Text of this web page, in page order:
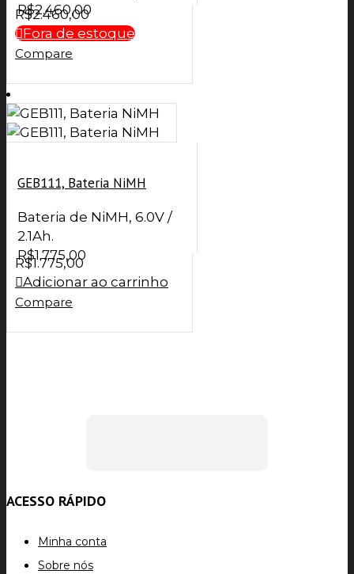
R$2.460,00
R$2.460,00
Fora de estoque
Compare
GEB111, Bateria NiMH
Bateria de NiMH, 6.0V /
2.1Ah.
R$1.775,00
R$1.775,00
Adicionar ao carrinho
Compare
ACESSO RÁPIDO
Minha conta
Sobre nós